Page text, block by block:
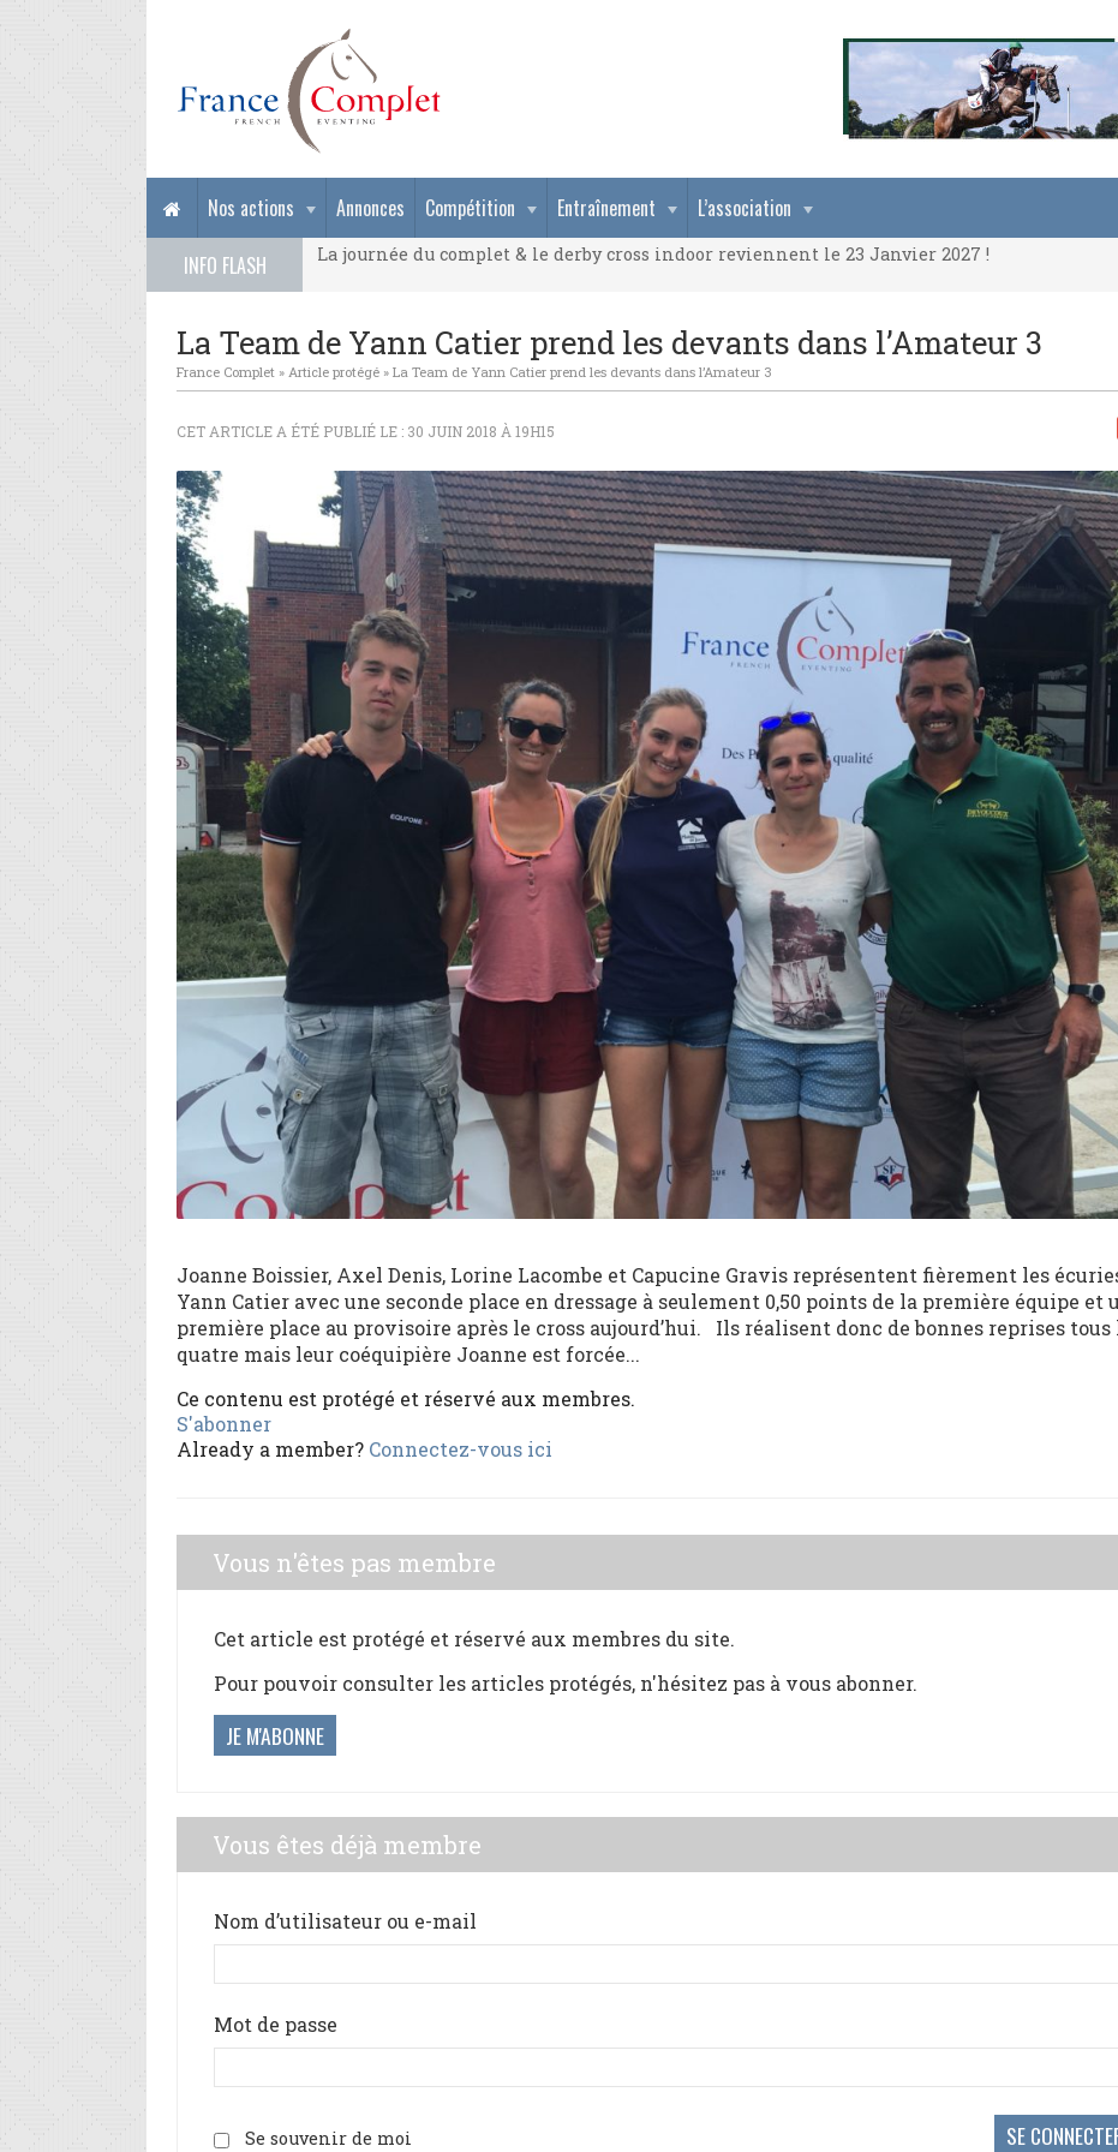
Nos actions Annonces Compétition Entraînement
L’association
INFO FLASH
La journée du complet & le derby cross indoor reviennent le 23 Janvier 2027 !
La journée du complet & le derby cross indoor reviennent le 23 Janvier 2027 !
La Team de Yann Catier prend les devants dans l’Amateur 3
France Complet » Article protégé » La Team de Yann Catier prend les devants dans l’Amateur 3
CET ARTICLE A ÉTÉ PUBLIÉ LE : 30 JUIN 2018 À 19H15
Joanne Boissier, Axel Denis, Lorine Lacombe et Capucine Gravis représentent fièrement les
Yann Catier avec une seconde place en dressage à seulement 0,50 points de la première équipe et
première place au provisoire après le cross aujourd’hui. Ils réalisent donc de bonnes reprises tous
quatre mais leur coéquipière Joanne est forcée...
Ce contenu est protégé et réservé aux membres.
S'abonner
Already a member? Connectez-vous ici
Vous n'êtes pas membre
Cet article est protégé et réservé aux membres du site.
Pour pouvoir consulter les articles protégés, n'hésitez pas à vous abonner.
JE M'ABONNE
Vous êtes déjà membre
Nom d’utilisateur ou e-mail
Mot de passe
Se souvenir de moi